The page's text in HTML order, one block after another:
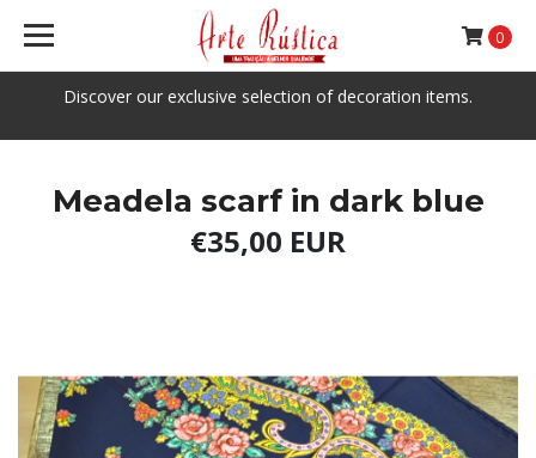
Discover our exclusive selection of decoration items.
0
Meadela scarf in dark blue
€35,00 EUR